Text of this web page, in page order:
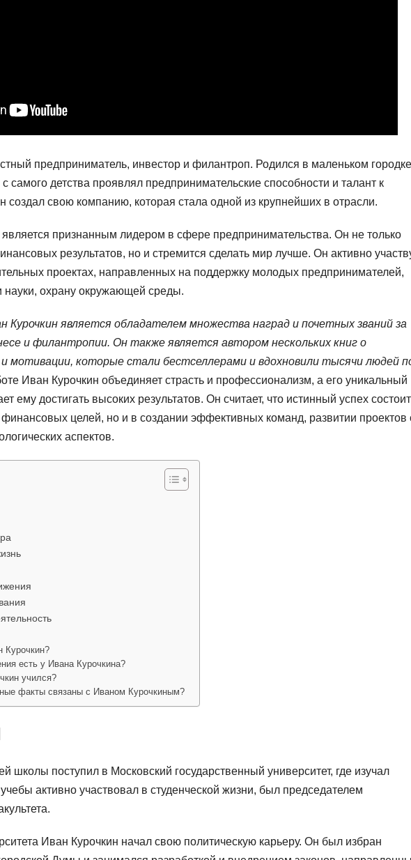
предприниматель, инвестор и филантроп. Родился в маленьком городке
самого детства проявлял предпринимательские способности и талант к
создал свою компанию, которая стала одной из крупнейших в отрасли.
признанным лидером в сфере предпринимательства. Он не только
результатов, но и стремится сделать мир лучше. Он активно
проектах, направленных на поддержку молодых предпринимателей,
науки, охрану окружающей среды.
является обладателем множества наград и почетных званий за
и филантропии. Он также является автором нескольких книг о
мотивации, которые стали бестселлерами и вдохновили тысячи людей
Иван Курочкин объединяет страсть и профессионализм, а его уникальный
ему достигать высоких результатов. Он считает, что истинный успех состоит
целей, но и в создании эффективных команд, развитии проектов
аспектов.
Курочкин?
есть у Ивана Курочкина?
учился?
факты связаны с Иваном Курочкиным?
школы поступил в Московский государственный университет, где изучал
активно участвовал в студенческой жизни, был председателем
Иван Курочкин начал свою политическую карьеру. Он был избран